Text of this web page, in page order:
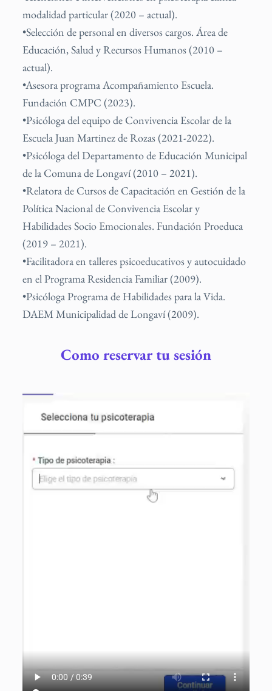
modalidad particular (2020 – actual).
•Selección de personal en diversos cargos. Área de
Educación, Salud y Recursos Humanos (2010 –
actual).
•Asesora programa Acompañamiento Escuela.
Fundación CMPC (2023).
•Psicóloga del equipo de Convivencia Escolar de la
Escuela Juan Martinez de Rozas (2021-2022).
•Psicóloga del Departamento de Educación Municipal
de la Comuna de Longaví (2010 – 2021).
•Relatora de Cursos de Capacitación en Gestión de la
Política Nacional de Convivencia Escolar y
Habilidades Socio Emocionales. Fundación Proeduca
(2019 – 2021).
•Facilitadora en talleres psicoeducativos y autocuidado
en el Programa Residencia Familiar (2009).
•Psicóloga Programa de Habilidades para la Vida.
DAEM Municipalidad de Longaví (2009).
Como reservar tu sesión